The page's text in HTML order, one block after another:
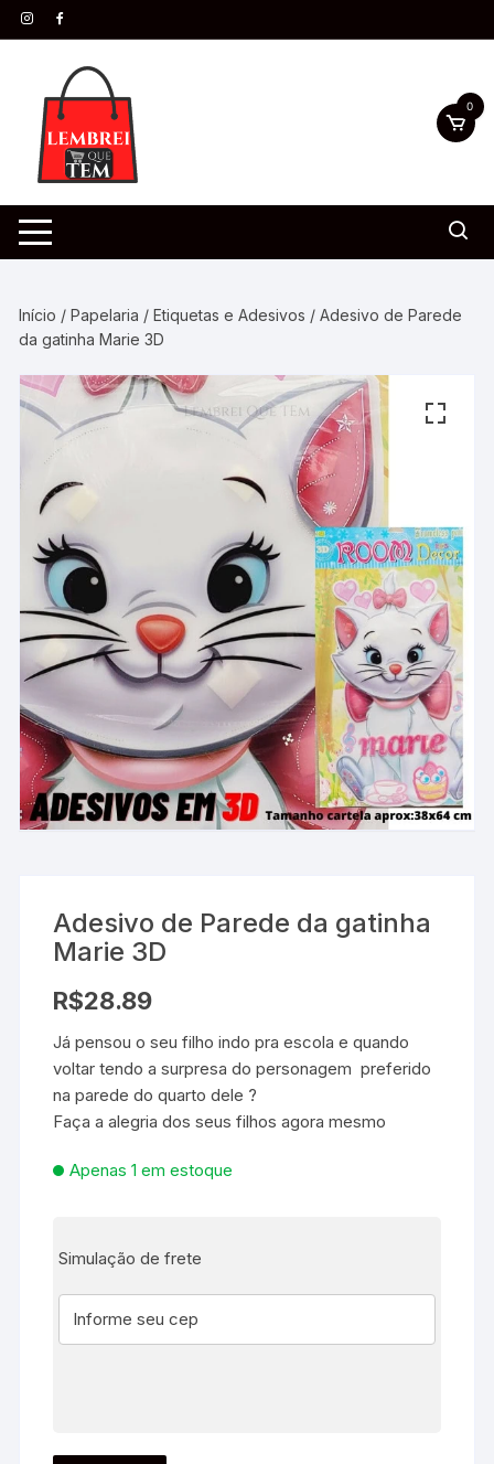
0
Início /Papelaria /Etiquetas e Adesivos / Adesivo de Parede
da gatinha Marie 3D
Adesivo de Parede da gatinha
Marie 3D
R$28.89
Já pensou o seu filho indo pra escola e quando
voltar tendo a surpresa do personagem preferido
na parede do quarto dele ?
Faça a alegria dos seus filhos agora mesmo
Apenas 1 em estoque
Simulação de frete